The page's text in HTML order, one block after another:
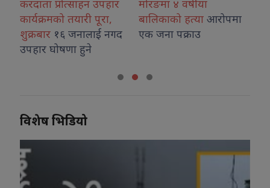
करदाता प्रोत्साहन उपहार
कार्यक्रमको तयारी पूरा,
शुक्रबार १६ जनालाई नगद
उपहार घोषणा हुने
मोरङमा ४ वर्षीया
बालिकाको हत्या आरोपमा
एक जना पक्राउ
विशेष भिडियो